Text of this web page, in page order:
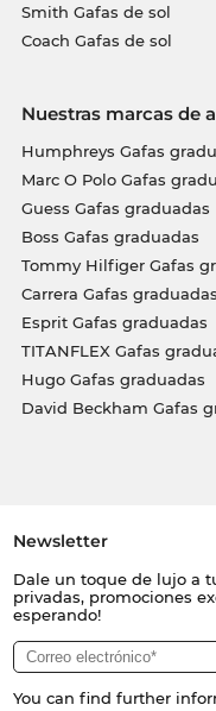
Smith Gafas de sol
Coach Gafas de sol
Nuestras marcas de
Humphreys Gafas
Marc O Polo Gafas
Guess Gafas graduadas
Boss Gafas graduadas
Tommy Hilfiger Gafas
Carrera Gafas graduadas
Esprit Gafas graduadas
TITANFLEX Gafas
Hugo Gafas graduadas
David Beckham Gafas
Newsletter
Dale un toque de lujo a
privadas, promociones
esperando!
You can find further